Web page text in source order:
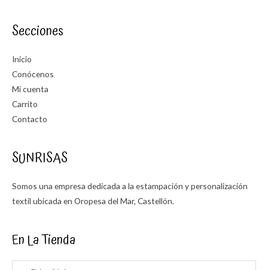
Secciones
Inicio
Conócenos
Mi cuenta
Carrito
Contacto
SUNRISAS
Somos una empresa dedicada a la estampación y personalización
textil ubicada en Oropesa del Mar, Castellón.
En La Tienda